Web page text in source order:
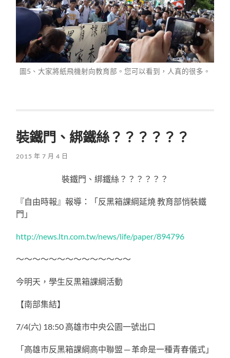
圖5、大家將紙飛機射向教育部。您可以看到，人真的很多。
裝鐵門、綁鐵絲？？？？？？
2015 年 7 月 4 日
裝鐵門、綁鐵絲？？？？？？
『自由時報』報導：「反黑箱課綱延燒 教育部悄裝鐵
門」
http://news.ltn.com.tw/news/life/paper/894796
～～～～～～～～～～～～～～
今明天，學生反黒箱課綱活動
【南部集結】
7/4(六) 18:50 高雄市中央公園一號出口
「高雄市反黑箱課綱高中聯盟 ─ 革命是一種青春儀式」